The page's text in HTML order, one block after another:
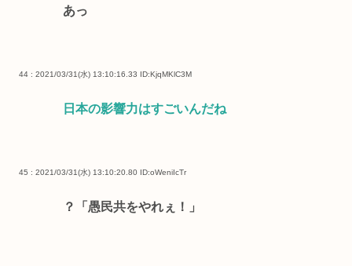
あっ
44 : 2021/03/31(水) 13:10:16.33 ID:KjqMKlC3M
日本の影響力はすごいんだね
45 : 2021/03/31(水) 13:10:20.80 ID:oWeniIcTr
？「愚民共をやれぇ！」